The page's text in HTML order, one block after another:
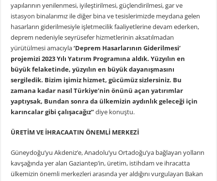
yapılarının yenilenmesi, iyileştirilmesi, güçlendirilmesi, gar ve
istasyon binalarımız ile diğer bina ve tesislerimizde meydana gelen
hasarların giderilmesiyle işletmecilik faaliyetlerine devam ederken,
deprem nedeniyle seyrüsefer hizmetlerinin aksatılmadan
yürütülmesi amacıyla‘Deprem Hasarlarının Giderilmesi’
projemizi 2023 Yılı Yatırım Programına aldık. Yüzyılın en
büyük felaketinde, yüzyılın en büyük dayanışmasını
sergiledik. Bizim işimiz hizmet, gücümüz sizlersiniz. Bu
zamana kadar nasıl Türkiye’nin önünü açan yatırımlar
yaptıysak, Bundan sonra da ülkemizin aydınlık geleceği için
karıncalar gibi çalışacağız”diye konuştu.
ÜRETİM VE İHRACAATIN ÖNEMLİ MERKEZİ
Güneydoğu’yu Akdeniz’e, Anadolu’yu Ortadoğu’ya bağlayan yolların
kavşağında yer alan Gaziantep’in, üretim, istihdam ve ihracatta
ülkemizin önemli merkezleri arasında yer aldığını vurgulayan Bakan